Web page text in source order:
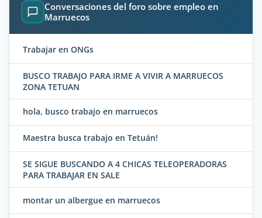
Conversaciones del foro sobre empleo en
Marruecos
Trabajar en ONGs
BUSCO TRABAJO PARA IRME A VIVIR A MARRUECOS
ZONA TETUAN
hola, busco trabajo en marruecos
Maestra busca trabajo en Tetuán!
SE SIGUE BUSCANDO A 4 CHICAS TELEOPERADORAS
PARA TRABAJAR EN SALE
montar un albergue en marruecos